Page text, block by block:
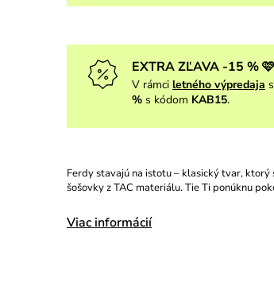
EXTRA ZĽAVA -15 % 🩷
V rámci letného výpredaja
%s kódom KAB15.
Ferdy stavajú na istotu – klasický tvar,
šošovky z TAC materiálu. Tie Ti ponúknu
Viac informácií